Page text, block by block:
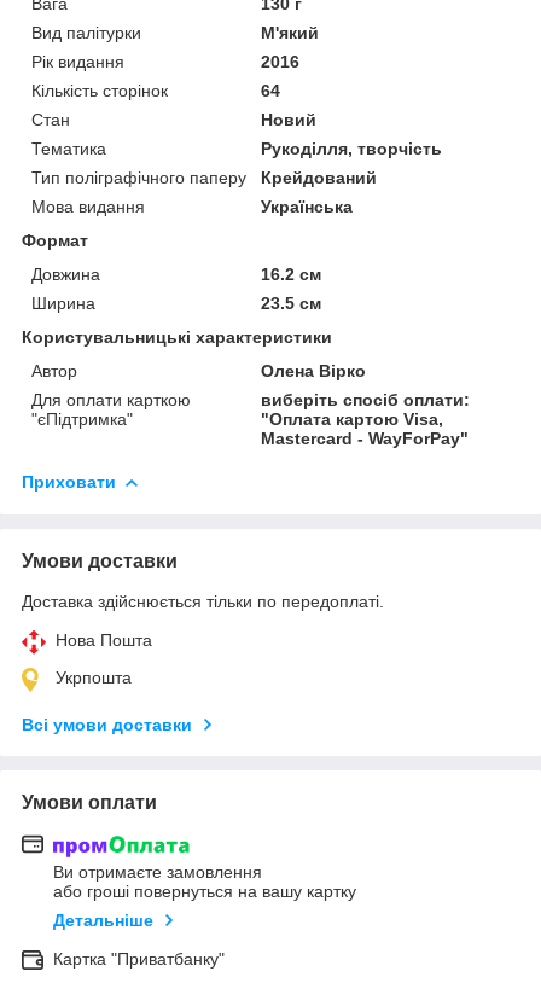
Вид палітурки
М'який
Рік видання
2016
Кількість сторінок
64
Стан
Новий
Тематика
Рукоділля, творчість
Тип поліграфічного паперу
Крейдований
Мова видання
Українська
Формат
Довжина
16.2 см
Ширина
23.5 см
Користувальницькі характеристики
Автор
Олена Вірко
Для оплати карткою
"єПідтримка"
виберіть спосіб оплати:
"Оплата картою Visa,
Mastercard - WayForPay"
Приховати
Умови доставки
Доставка здійснюється тільки по передоплаті.
Нова Пошта
Укрпошта
Всі умови доставки
Умови оплати
Ви отримаєте замовлення
або гроші повернуться на вашу картку
Детальніше
Картка "Приватбанку"